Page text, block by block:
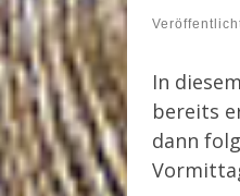
In
bereits
dann